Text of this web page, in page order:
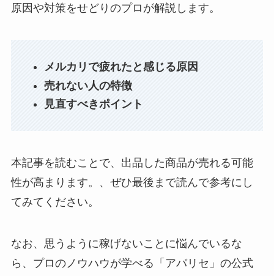
原因や対策をせどりのプロが解説します。
メルカリで疲れたと感じる原因
売れない人の特徴
見直すべきポイント
本記事を読むことで、出品した商品が売れる可能
性が高まります。、ぜひ最後まで読んで参考にし
てみてください。
なお、思うように稼げないことに悩んでいるな
ら、プロのノウハウが学べる「アパリセ」の公式